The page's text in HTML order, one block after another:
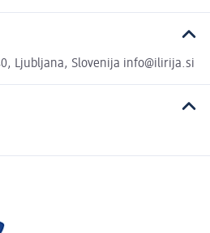
Ljubljana, Slovenija info@ilirija.si